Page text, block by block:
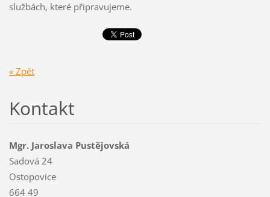
službách, které připravujeme.
« Zpět
Kontakt
Mgr. Jaroslava Pustějovská
Sadová 24
Ostopovice
664 49